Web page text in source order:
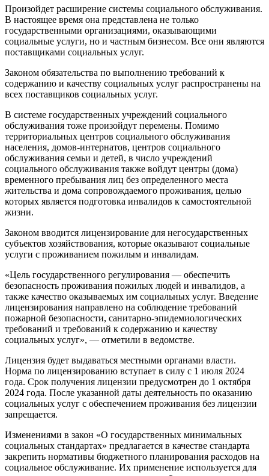
Произойдет расширение системы социального обслуживания.
В настоящее время она представлена не только
государственными организациями, оказывающими
социальные услуги, но и частным бизнесом. Все они являются
поставщиками социальных услуг.
Законом обязательства по выполнению требований к
содержанию и качеству социальных услуг распространены на
всех поставщиков социальных услуг.
В системе государственных учреждений социального
обслуживания тоже произойдут перемены. Помимо
территориальных центров социального обслуживания
населения, домов-интернатов, центров социального
обслуживания семьи и детей, в число учреждений
социального обслуживания также войдут центры (дома)
временного пребывания лиц без определенного места
жительства и дома сопровождаемого проживания, целью
которых является подготовка инвалидов к самостоятельной
жизни.
Законом вводится лицензирование для негосударственных
субъектов хозяйствования, которые оказывают социальные
услуги с проживанием пожилым и инвалидам.
«Цель государственного регулирования — обеспечить
безопасность проживания пожилых людей и инвалидов, а
также качество оказываемых им социальных услуг. Введение
лицензирования направлено на соблюдение требований
пожарной безопасности, санитарно-эпидемиологических
требований и требований к содержанию и качеству
социальных услуг», — отметили в ведомстве.
Лицензия будет выдаваться местными органами власти.
Норма по лицензированию вступает в силу с 1 июля 2024
года. Срок получения лицензии предусмотрен до 1 октября
2024 года. После указанной даты деятельность по оказанию
социальных услуг с обеспечением проживания без лицензии
запрещается.
Изменениями в закон «О государственных минимальных
социальных стандартах» предлагается в качестве стандарта
закрепить нормативы бюджетного планирования расходов на
социальное обслуживание. Их применение используется для